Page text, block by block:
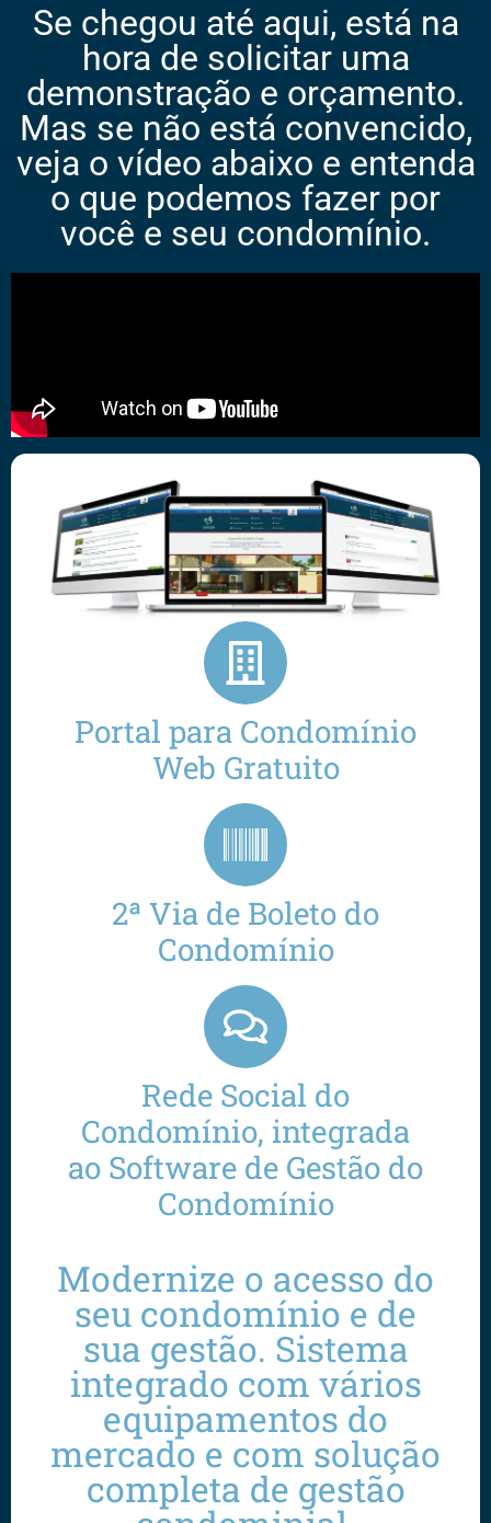
Se chegou até aqui, está na
hora de solicitar uma
demonstração e orçamento.
Mas se não está convencido,
veja o vídeo abaixo e entenda
o que podemos fazer por
você e seu condomínio.
Portal para Condomínio
Web Gratuito
2ª Via de Boleto do
Condomínio
Rede Social do
Condomínio, integrada
ao Software de Gestão do
Condomínio
Modernize o acesso do
seu condomínio e de
sua gestão. Sistema
integrado com vários
equipamentos do
mercado e com solução
completa de gestão